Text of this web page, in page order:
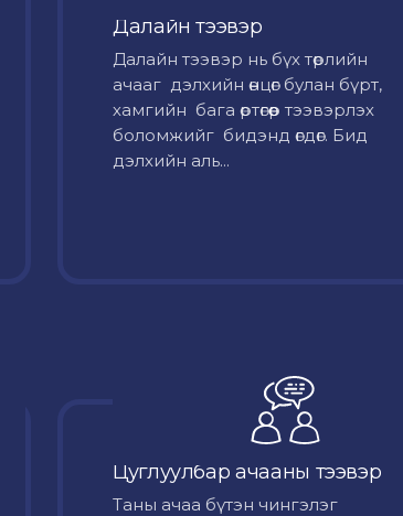
Далайн тээвэр
Далайн тээвэр нь бүх төрлийн
ачааг дэлхийн өнцөг булан бүрт,
хамгийн бага өртөгөөр тээвэрлэх
боломжийг бидэнд өгдөг. Бид
дэлхийн аль...
Цуглуулбар ачааны тээвэр
Таны ачаа бүтэн чингэлэг